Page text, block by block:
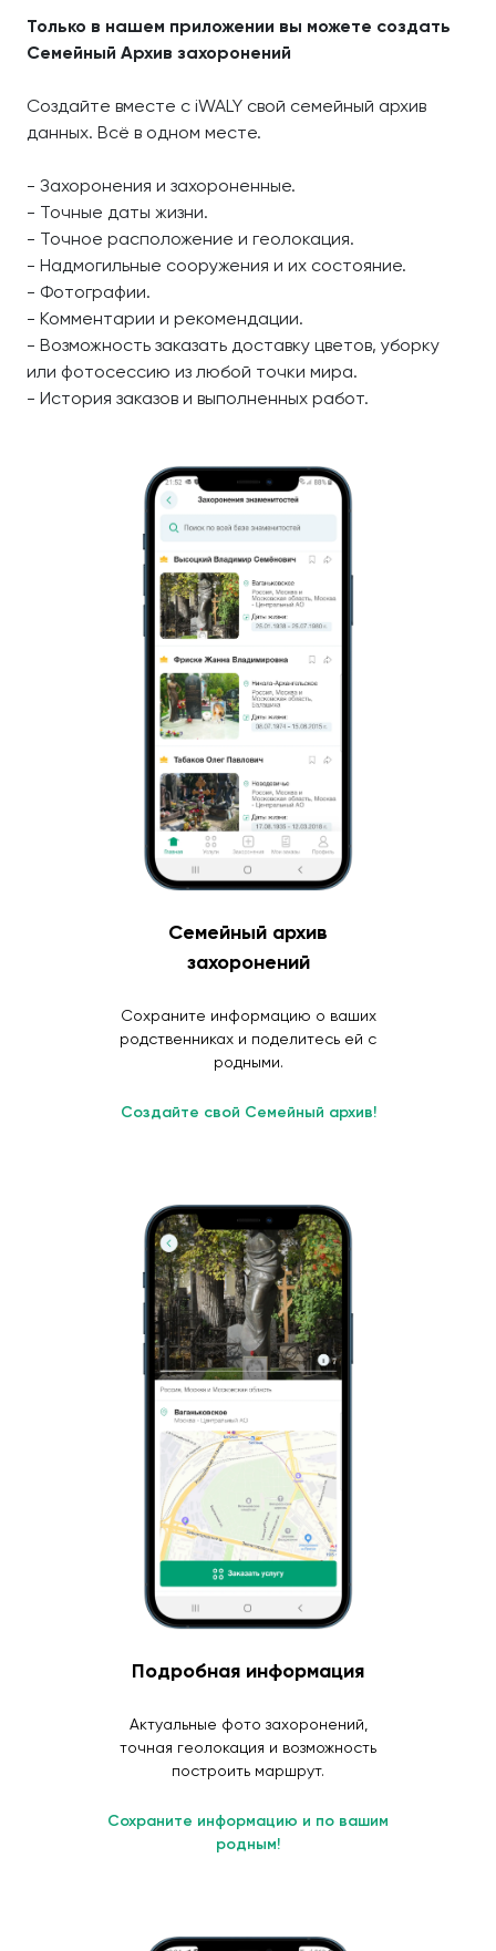
Только в нашем приложении вы можете создать
Семейный Архив захоронений
Создайте вместе с iWALY свой семейный архив
данных. Всё в одном месте.
- Захоронения и захороненные.
- Точные даты жизни.
- Точное расположение и геолокация.
- Надмогильные сооружения и их состояние.
- Фотографии.
- Комментарии и рекомендации.
- Возможность заказать доставку цветов, уборку
или фотосессию из любой точки мира.
- История заказов и выполненных работ.
Семейный архив
захоронений
Сохраните информацию о ваших
родственниках и поделитесь ей с
родными.
Создайте свой Семейный архив!
Подробная информация
Актуальные фото захоронений,
точная геолокация и возможность
построить маршрут.
Сохраните информацию и по вашим
родным!